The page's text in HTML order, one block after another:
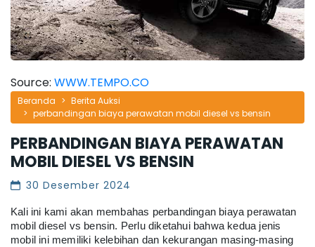
Beranda
Berita Auksi
perbandingan biaya perawatan mobil diesel vs bensin
PERBANDINGAN BIAYA PERAWATAN
MOBIL DIESEL VS BENSIN
30 Desember 2024
Kali ini kami akan membahas perbandingan biaya perawatan
mobil diesel vs bensin. Perlu diketahui bahwa kedua jenis
mobil ini memiliki kelebihan dan kekurangan masing-masing
Source: WWW.TEMPO.CO